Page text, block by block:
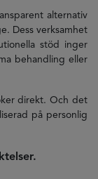
alternativ
Dess verksamhet
stöd inger
behandling eller
direkt. Och det
på personlig